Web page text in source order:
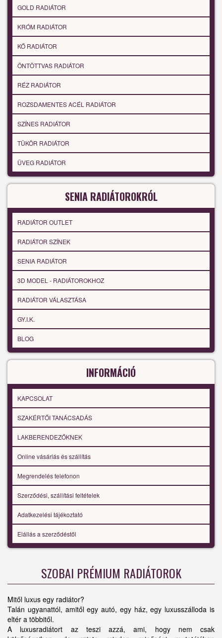
GOLD RADIÁTOR
KRÓM RADIÁTOR
KŐ RADIÁTOR
ÖNTÖTTVAS RADIÁTOR
RÉZ RADIÁTOR
ROZSDAMENTES ACÉL RADIÁTOR
SZÍNES RADIÁTOR
TÜKÖR RADIÁTOR
ÜVEG RADIÁTOR
SENIA RADIÁTOROKRÓL
RADIÁTOR OUTLET
RADIÁTOR SZÍNEK
SENIA RADIÁTOR
3D MODEL - RADIÁTOROKHOZ
RADIÁTOR VÁLASZTÁSA
GY.I.K.
BLOG
INFORMÁCIÓ
KAPCSOLAT
SZAKÉRTŐI TANÁCSADÁS
LAKBERENDEZŐKNEK
Online vásárlás és szállítás
Megrendelés telefonon
Szerződési, szállítási feltételek
Adatkezelési tájékoztató
Elállás a szerződéstől
SZOBAI PRÉMIUM RADIÁTOROK
Mitől luxus egy radiátor?
Talán ugyanattól, amitől egy autó, egy ház, egy luxusszálloda is
eltér a többitől.
A luxusradiátort az teszi azzá, ami, hogy nem csak